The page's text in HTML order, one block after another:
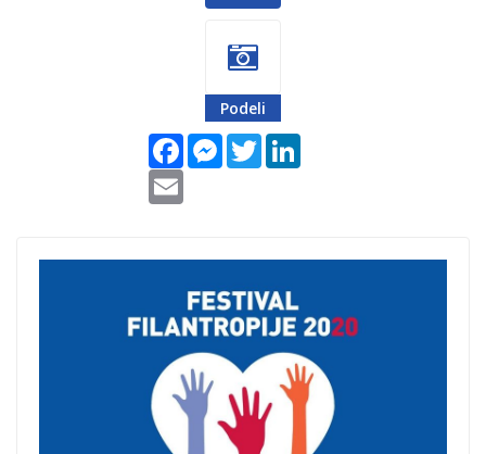
Podeli
FacebookMessenger
Twitter
Festival
filantropije
zavrsetak.jpg